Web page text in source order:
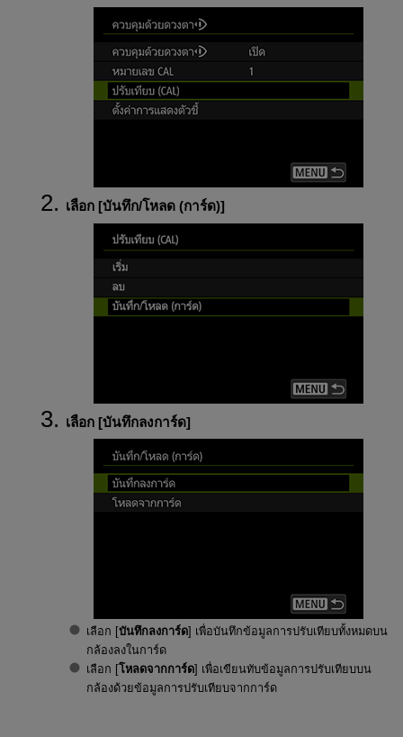
เลือก [บันทึก/โหลด (การ์ด)]
เลือก [บันทึกลงการ์ด]
เลือก [บันทึกลงการ์ด] เพื่อบันทึกข้อมูลการปรับเทียบทั้งหมดบน
กล้องลงในการ์ด
เลือก [โหลดจากการ์ด] เพื่อเขียนทับข้อมูลการปรับเทียบบน
กล้องด้วยข้อมูลการปรับเทียบจากการ์ด